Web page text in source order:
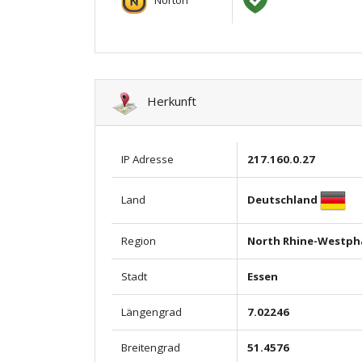
Herkunft
IP Adresse 217.160.0.27
Land Deutschland
Region North Rhine-
Stadt Essen
Längengrad 7.02246
Breitengrad 51.4576